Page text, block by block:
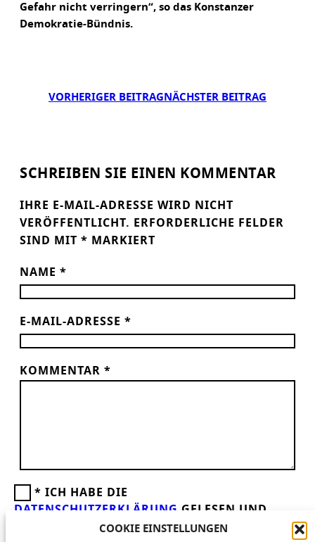
COOKIE EINSTELLUNGEN
Gefahr nicht verringern“, so das Konstanzer
Demokratie-Bündnis.
VORHERIGER BEITRAG NÄCHSTER BEITRAG
SCHREIBEN SIE EINEN KOMMENTAR
IHRE E-MAIL-ADRESSE WIRD NICHT
VERÖFFENTLICHT.
ERFORDERLICHE FELDER
SIND MIT * MARKIERT
NAME *
E-MAIL-ADRESSE *
KOMMENTAR *
* ICH HABE DIE
DATENSCHUTZERKLÄRUNG GELESEN UND
AKZEPTIERE DIESE.WIR FREUEN UNS ÜBER